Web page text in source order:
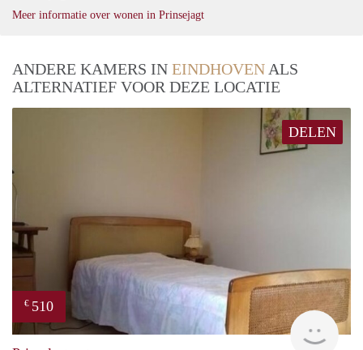
Meer informatie over wonen in Prinsejagt
ANDERE KAMERS IN EINDHOVEN ALS
ALTERNATIEF VOOR DEZE LOCATIE
DELEN
€ 510